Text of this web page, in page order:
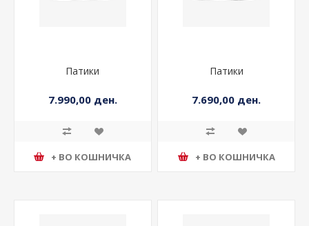
Патики
7.990,00 ден.
+ ВО КОШНИЧКА
Патики
7.690,00 ден.
+ ВО КОШНИЧКА